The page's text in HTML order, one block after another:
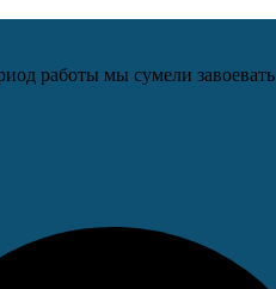
работы мы сумели завоевать